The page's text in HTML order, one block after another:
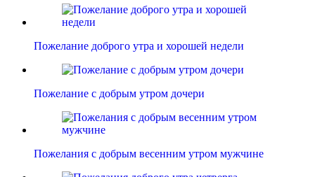
Пожелание доброго утра и хорошей недели
Пожелание с добрым утром дочери
Пожелания с добрым весенним утром мужчине